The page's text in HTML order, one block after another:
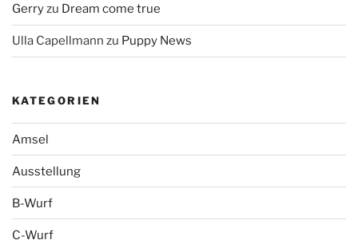
Gerryzu Dream come true
Ulla Capellmann zu Puppy News
KATEGORIEN
Amsel
Ausstellung
B-Wurf
C-Wurf